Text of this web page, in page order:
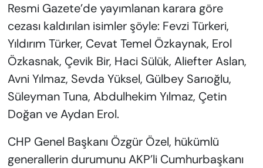
Resmi Gazete’de yayımlanan karara göre
cezası kaldırılan isimler şöyle: Fevzi Türkeri,
Yıldırım Türker, Cevat Temel Özkaynak, Erol
Özkasnak, Çevik Bir, Haci Sülük, Aliefter Aslan,
Avni Yılmaz, Sevda Yüksel, Gülbey Sarıoğlu,
Süleyman Tuna, Abdulhekim Yılmaz, Çetin
Doğan ve Aydan Erol.
CHP Genel Başkanı Özgür Özel, hükümlü
generallerin durumunu AKP’li Cumhurbaşkanı